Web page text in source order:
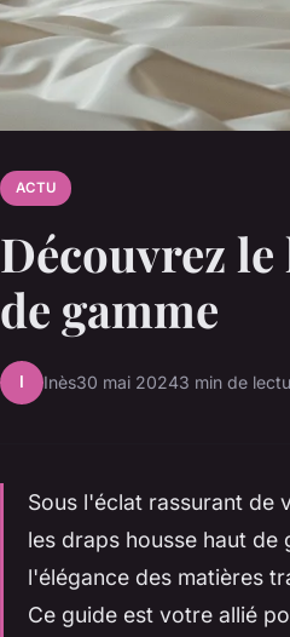
ACTU
Découvrez
de gamme
I Inès30 mai 20243 min de
Sous l'éclat rassurant de
les draps housse haut de
l'élégance des matières
Ce guide est votre allié